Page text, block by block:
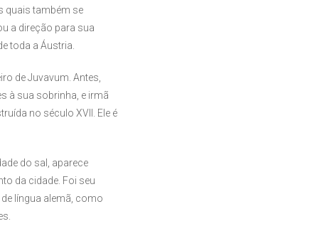
quais também se
a direção para sua
toda a Áustria.
de Juvavum. Antes,
à sua sobrinha, e irmã
no século XVII. Ele é
do sal, aparece
da cidade. Foi seu
língua alemã, como